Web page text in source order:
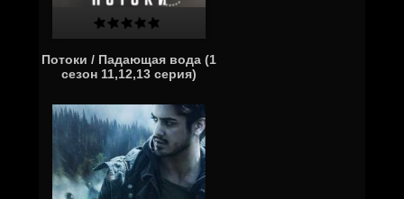
Потоки / Падающая вода (1
сезон 11,12,13 серия)